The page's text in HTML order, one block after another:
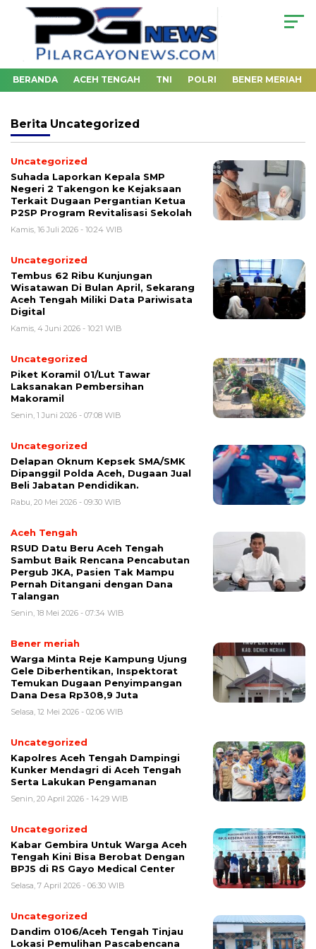
BERANDA ACEH TENGAH TNI POLRI BENER MERIAH
Berita Uncategorized
Uncategorized
‎Suhada Laporkan Kepala SMP
Negeri 2 Takengon ke Kejaksaan
Terkait Dugaan Pergantian Ketua
P2SP Program Revitalisasi Sekolah
Kamis, 16 Juli 2026 - 10:24 WIB
Uncategorized
Tembus 62 Ribu Kunjungan
Wisatawan Di Bulan April, Sekarang
Aceh Tengah Miliki Data Pariwisata
Digital
Kamis, 4 Juni 2026 - 10:21 WIB
Uncategorized
‎Piket Koramil 01/Lut Tawar
Laksanakan Pembersihan
Makoramil
Senin, 1 Juni 2026 - 07:08 WIB
Uncategorized
Delapan Oknum Kepsek SMA/SMK
Dipanggil Polda Aceh, Dugaan Jual
Beli Jabatan Pendidikan.
Rabu, 20 Mei 2026 - 09:30 WIB
Aceh Tengah
‎RSUD Datu Beru Aceh Tengah
Sambut Baik Rencana Pencabutan
Pergub JKA, Pasien Tak Mampu
Pernah Ditangani dengan Dana
Talangan
Senin, 18 Mei 2026 - 07:34 WIB
Bener meriah
‎Warga Minta Reje Kampung Ujung
Gele Diberhentikan, Inspektorat
Temukan Dugaan Penyimpangan
Dana Desa Rp308,9 Juta
Selasa, 12 Mei 2026 - 02:06 WIB
Uncategorized
Kapolres Aceh Tengah Dampingi
Kunker Mendagri di Aceh Tengah
Serta Lakukan Pengamanan
Senin, 20 April 2026 - 14:29 WIB
Uncategorized
Kabar Gembira Untuk Warga Aceh
Tengah Kini Bisa Berobat Dengan
BPJS di RS Gayo Medical Center
Selasa, 7 April 2026 - 06:30 WIB
Uncategorized
Dandim 0106/Aceh Tengah Tinjau
Lokasi Pemulihan Pascabencana